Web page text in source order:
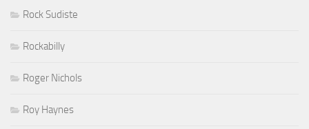
Rock Sudiste
Rockabilly
Roger Nichols
Roy Haynes